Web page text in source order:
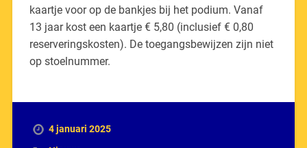
kaartje voor op de bankjes bij het podium. Vanaf
13 jaar kost een kaartje € 5,80 (inclusief € 0,80
reserveringskosten). De toegangsbewijzen zijn niet
op stoelnummer.
4 januari 2025